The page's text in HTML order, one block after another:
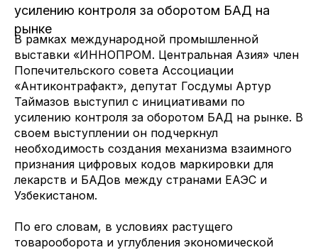
усилению контроля за оборотом БАД на
рынке
В рамках международной промышленной
выставки «ИННОПРОМ. Центральная Азия» член
Попечительского совета Ассоциации
«Антиконтрафакт», депутат Госдумы Артур
Таймазов выступил с инициативами по
усилению контроля за оборотом БАД на рынке. В
своем выступлении он подчеркнул
необходимость создания механизма взаимного
признания цифровых кодов маркировки для
лекарств и БАДов между странами ЕАЭС и
Узбекистаном.
По его словам, в условиях растущего
товарооборота и углубления экономической